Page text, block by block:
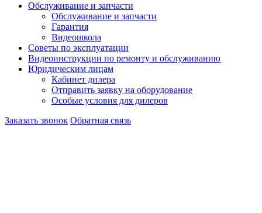
Обслуживание и запчасти
Обслуживание и запчасти
Гарантия
Видеошкола
Советы по эксплуатации
Видеоинструкции по ремонту и обслуживанию
Юридическим лицам
Кабинет дилера
Отправить заявку на оборудование
Особые условия для дилеров
Заказать звонок Обратная связь